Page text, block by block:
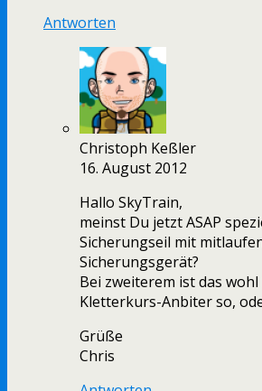
Antworten
Christoph Keßler
16. August 2012
Hallo SkyTrain,
meinst Du jetzt ASAP
Sicherungseil mit
Sicherungsgerät?
Bei zweiterem ist das wohl
Kletterkurs-Anbiter so,
Grüße
Chris